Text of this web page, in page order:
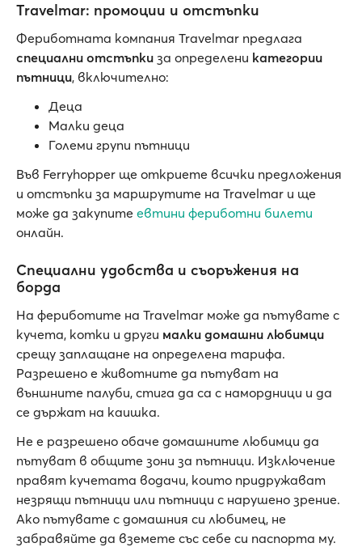
Travelmar: промоции и отстъпки
Фериботната компания Travelmar предлага
специални отстъпки за определени категории
пътници, включително:
Деца
Малки деца
Големи групи пътници
Във Ferryhopper ще откриете всички предложения
и отстъпки за маршрутите на Travelmar и ще
може да закупите евтини фериботни билети
онлайн.
Специални удобства и съоръжения на
борда
На фериботите на Travelmar може да пътувате с
кучета, котки и други малки домашни любимци
срещу заплащане на определена тарифа.
Разрешено е животните да пътуват на
външните палуби, стига да са с намордници и да
се държат на каишка.
Не е разрешено обаче домашните любимци да
пътуват в общите зони за пътници. Изключение
правят кучетата водачи, които придружават
незрящи пътници или пътници с нарушено зрение.
Ако пътувате с домашния си любимец, не
забравяйте да вземете със себе си паспорта му.